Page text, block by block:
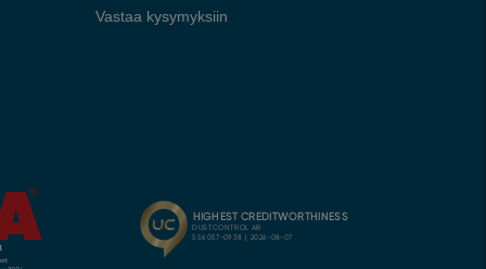
Vastaa kysymyksiin